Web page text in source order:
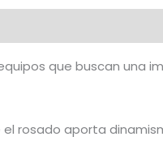
que buscan una
rosado aporta